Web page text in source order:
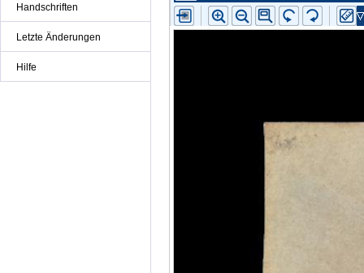
Handschriften
Letzte Änderungen
Hilfe